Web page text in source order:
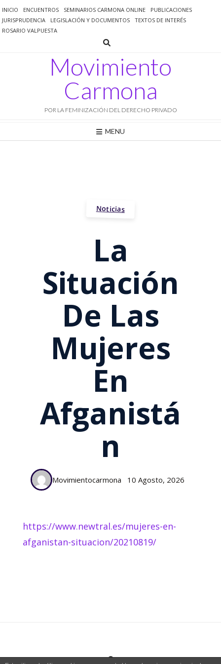
al
contenido
INICIO ENCUENTROS SEMINARIOS CARMONA ONLINE
PUBLICACIONES
JURISPRUDENCIA
LEGISLACIÓN Y DOCUMENTOS
TEXTOS DE INTERÉS
ROSARIO VALPUESTA
Movimiento
Carmona
POR LA FEMINIZACIÓN DEL DERECHO PRIVADO
MENU
Noticias
La
Situación
De Las
Mujeres
En
Afganistá
N
Movimientocarmona 10 Agosto, 2026
https://www.newtral.es/mujeres-en-
afganistan-situacion/20210819/